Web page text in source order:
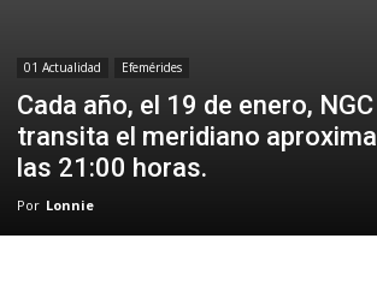
01 Actualidad Efemérides
Cada año, el 19 de enero,
transita el meridiano
las 21:00 horas.
Por Lonnie